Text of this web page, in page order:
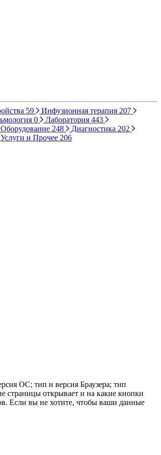
59 Инфузионная терапия 207
0 Лаборатория 443
Оборудование 248 Диагностика 202
Услуги и Прочее 206
ОС; тип и версия Браузера; тип
страницы открывает и на какие кнопки
Если вы не хотите, чтобы ваши данные